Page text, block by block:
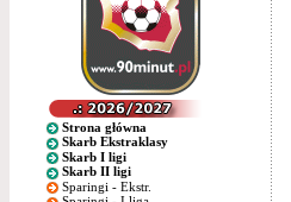
Strona główna
Skarb Ekstraklasy
Skarb I ligi
Skarb II ligi
Sparingi - Ekstr.